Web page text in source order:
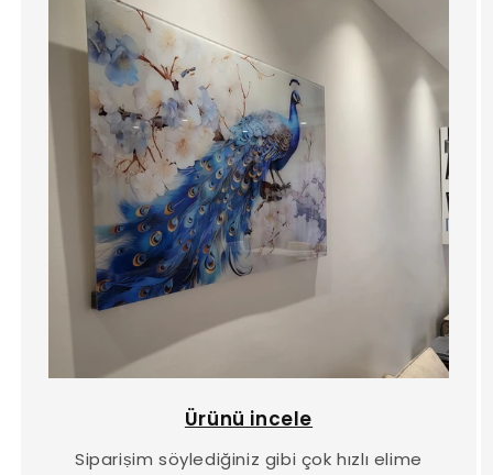
Ürünü incele
Sipariṣim söylediğiniz gibi çok hızlı elime